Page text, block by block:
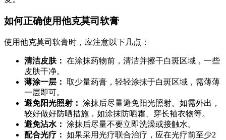
如何正确使用他克莫司软膏
使用他克莫司软膏时，应注意以下几点：
清洁皮肤： 在涂抹药物前，清洁并擦干白斑区域，一些
皮肤干净。
薄涂一层： 取少量药膏，轻轻涂抹于白斑区域，需薄薄
一层即可。
避免阳光照射： 涂抹后尽量避免阳光照射。如需外出，
较好做好防晒措施，如涂抹防晒霜、穿长袖衣物等。
避免沾水： 涂抹后尽量不要立即洗澡或接触水。
配合光疗： 如果采用光疗联合治疗，应在光疗前至少2